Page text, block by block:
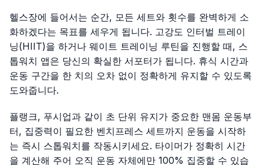
헬스장에 들어서는 순간, 모든 세트와 횟수를 완벽하게 소
화하겠다는 목표를 세우게 됩니다. 고강도 인터벌 트레이
닝(HIIT)을 하거나 웨이트 트레이닝 루틴을 진행할 때, 스
톱워치 앱은 당신의 확실한 서포터가 됩니다. 휴식 시간과
운동 구간을 한 치의 오차 없이 정확하게 유지할 수 있도록
도와줍니다.
플랭크, 푸시업과 같이 초 단위 유지가 중요한 맨몸 운동부
터, 집중력이 필요한 벤치프레스 세트까지 운동을 시작하
는 즉시 스톱워치를 작동시키세요. 타이머가 정확히 시간
을 계산해 주어 오직 운동 자체에만 100% 집중할 수 있습